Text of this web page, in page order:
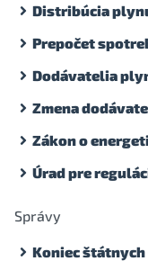
Distribúcia
Prepočet
Dodávatelia
Zmena
Zákon o
Úrad pre
Správy
Koniec štátnych